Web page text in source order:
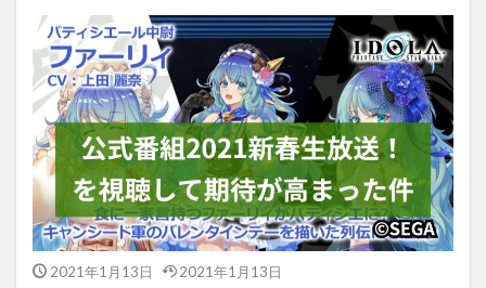
2021年1月13日 2021年1月13日